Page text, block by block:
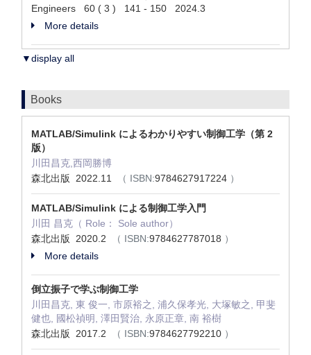
Engineers 60 ( 3 ) 141 - 150 2024.3
More details
▼display all
Books
MATLAB/Simulink によるわかりやすい制御工学（第 2
版）
川田昌克,西岡勝博
森北出版 2022.11
（ ISBN:9784627917224 ）
MATLAB/Simulink による制御工学入門
川田 昌克（ Role： Sole author）
森北出版 2020.2
（ ISBN:9784627787018 ）
More details
倒立振子で学ぶ制御工学
川田昌克, 東 俊一, 市原裕之, 浦久保孝光, 大塚敏之, 甲斐
健也, 國松禎明, 澤田賢治, 永原正章, 南 裕樹
森北出版 2017.2
（ ISBN:9784627792210 ）